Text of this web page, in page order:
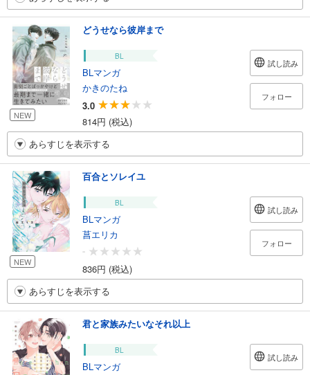
NEW
どうせなら彼岸まで
BL
BLマンガ
かきのたね
3.0
814円 (税込)
試し読み
フォロー
あらすじを表示する
NEW
百合とソレイユ
BL
BLマンガ
菖エリカ
-
836円 (税込)
試し読み
フォロー
あらすじを表示する
君と家族みたいなそれ以上
BL
BLマンガ
試し読み